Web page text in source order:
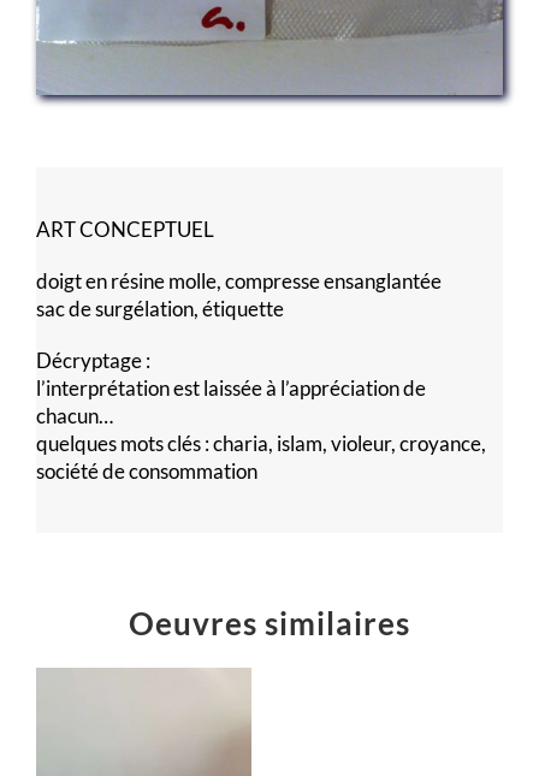
ART CONCEPTUEL
doigt en résine molle, compresse ensanglantée
sac de surgélation, étiquette
Décryptage :
l’interprétation est laissée à l’appréciation de
chacun…
quelques mots clés : charia, islam, violeur, croyance,
société de consommation
Oeuvres similaires